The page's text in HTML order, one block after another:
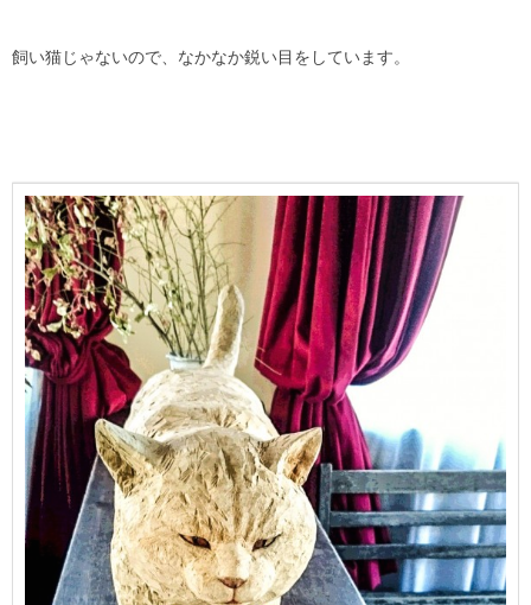
飼い猫じゃないので、なかなか鋭い目をしています。